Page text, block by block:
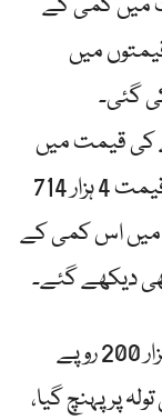
میں
گئی۔
کی قیمت میں
52 ڈالر کی کمی ہوئی جس کے بعد نئی قیمت 4 ہزار 714
میں اس کمی کے
بھی دیکھے گئے۔
مقامی سطح پر 24 قیراط فی تولہ سونا 5 ہزار 200 روپے
ہزار 762 روپے فی تولہ پر پہنچ گیا،